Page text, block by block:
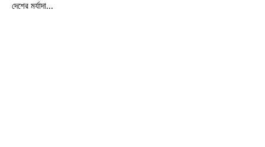
দেশের মর্যাদা...